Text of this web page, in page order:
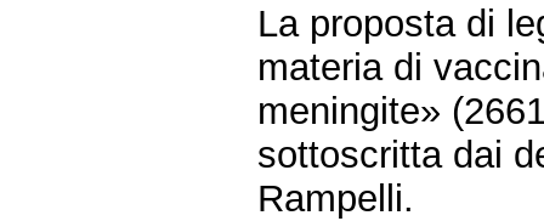
La proposta di
materia di
meningite»
sottoscritta dai
Rampelli.